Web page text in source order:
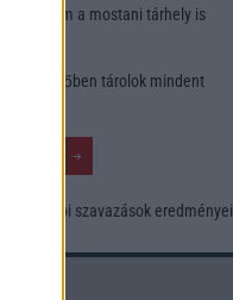
nekem a mostani tárhely is
felhőben tárolok mindent
Korábbi szavazások eredményei